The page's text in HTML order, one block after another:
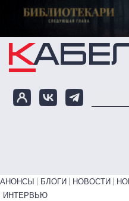
Перейти к основному
Primary links bottom
АНОНСЫ БЛОГИ НОВОСТИ
ИНТЕРВЬЮ